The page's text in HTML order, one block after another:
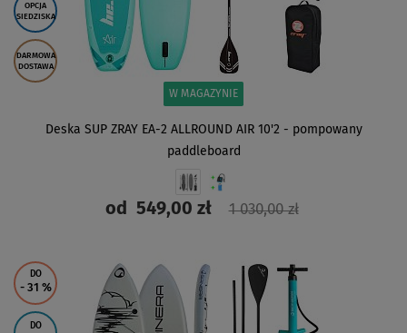
OPCJA
SIEDZISKA
DARMOWA
DOSTAWA
W MAGAZYNIE
Deska SUP ZRAY EA-2 ALLROUND AIR 10'2 - pompowany
paddleboard
od549,00 zł 1 030,00 zł
DO
- 31 %
DO